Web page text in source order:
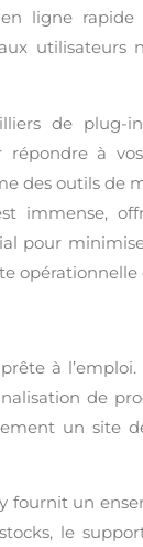
ligne rapide
utilisateurs
de plug-
à vos
des outils de
immense,
pour
opérationnelle
à
de
un site
fournit un
le